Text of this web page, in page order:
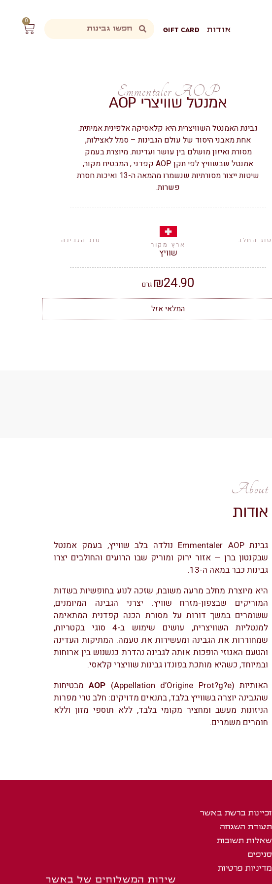
אודות GIFT CARD
0
Emmentaler AOP
אמנטל שוויצרי AOP
גבינת האמנטל השוויצרית היא קלאסיקה אלפינית אמיתית.
אחת מאבני היסוד של עולם הגבינות – סמל לאצילות,
מסורת ואיזון מושלם בין עושר ועדינות. מיוצרת בעמק
אמנטל שבשוויץ לפי תקן AOP קפדני , המבטיח מקור,
שיטות ייצור מסורתיות שנשמרו מהמאה ה-13 ואיכות חסרת
פשרות.
סוג החלב
ארץ מקור
שוויץ
סוג הגבינה
₪24.90 גרם
המלאי אזל
About
אודות
גבינת Emmentaler AOP נולדה בלב שווייץ, בעמק אמנטל
שבקנטון ברן — אזור ירוק ומוריק שבו הרועים והחולבים יצרו
גבינות כבר במאה ה-13.
היא מיוצרת מחלב מרעה משובח, שזכה לנוע בחופשיות בשדות
המוריקים שבצפון-מזרח שוויץ. יצרני הגבינה המיומנים,
ששומרים במשך דורות על מסורת הכנה קפדנית המתאימה
למנטליות השוויצרית, עושים שימוש ב-4 סוגי בקטריות,
שמחוררות את הגבינה ומעשירות את טעמה. המתיקות העדינה
והטעם האגוזי הופכות אותה לגבינה נהדרת כנשנוש בין ארוחות
ובמיוחד, כשהיא מותכת בפונדו גבינות שוויצרי קלאסי.
האותיות
AOP(Appellation d’Origine Prot?g?e) מבטיחות
שהגבינה יוצרה בשווייץ בלבד, בתנאים מדויקים: חלב טרי מפרות
הניזונות מעשב ומחציר מקומי בלבד, ללא תוספי מזון וללא
חומרים משמרים.
זכיינות ברשת באשר
תעודת השגחה
שאלות תשובות
סניפים
מדיניות פרטיות
שירות המשלוחים של באשר